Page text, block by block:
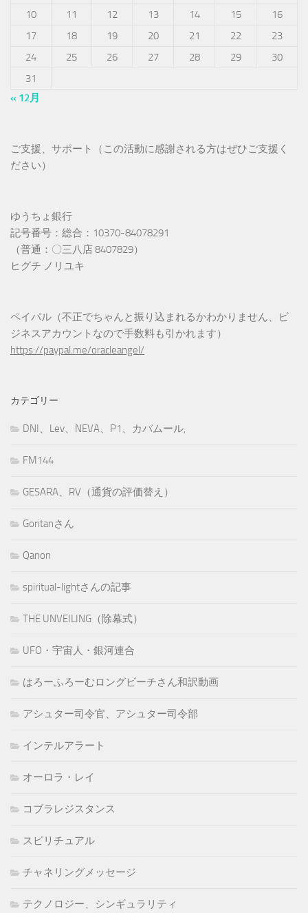
10
11 12 13 14 15
16
17
18 19 20 21 22
23
24
25 26 27 28 29
30
31
« 12月
ご支援、サポート（この活動に感謝される方はぜひご支援く
ださい）
ゆうちょ銀行
記号番号：総合：10370-84078291
（普通：〇三八店 8407829）
ヒグチ ノリユキ
ペイパル（不正でちゃんと振り込まれるかわかりません、ビ
ジネスアカウントなので手数料も引かれます）
https://paypal.me/oracleangel/
カテゴリー
DNI、Lev、NEVA、P1、カバムール,
FM144
GESARA、RV（通貨の評価替え）
Goritanさん
Qanon
spiritual-lightさんの記事
THE UNVEILING（除幕式）
UFO・宇宙人・銀河連合
はろーふろーむロングビーチさん和訳動画
アシュター司令官、アシュター司令部
インテルアラート
オーロラ・レイ
コブラレジスタンス
スピリチュアル
チャネリングメッセージ
テクノロジー、シンギュラリティ